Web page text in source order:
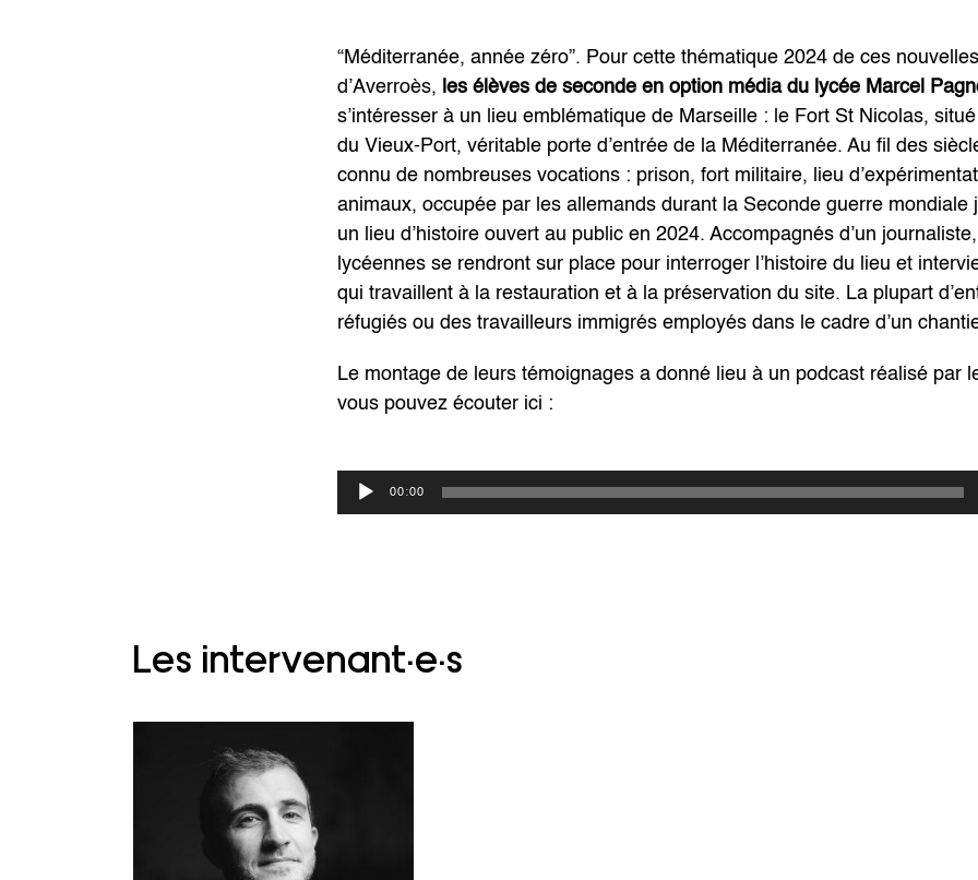
“Méditerranée, année zéro”. Pour cette thématique 2024 de ces
d’Averroès, les élèves de seconde en option média du lycée Marcel
s’intéresser à un lieu emblématique de Marseille : le Fort St Nicolas,
du Vieux-Port, véritable porte d’entrée de la Méditerranée. Au fil des
connu de nombreuses vocations : prison, fort militaire, lieu
animaux, occupée par les allemands durant la Seconde guerre mondiale
un lieu d’histoire ouvert au public en 2024. Accompagnés d’un
lycéennes se rendront sur place pour interroger l’histoire du lieu et
qui travaillent à la restauration et à la préservation du site. La plupart
réfugiés ou des travailleurs immigrés employés dans le cadre d’un
Le montage de leurs témoignages a donné lieu à un podcast réalisé par
vous pouvez écouter ici :
Lecteur
audio
00:00
Les intervenant·e·s
Journaliste indépendant
basé à Marseille, Marius
Rivière fait partie du
collectif Presse-Papiers. Il
aime trouver des histoires
qui racontent un peu de la